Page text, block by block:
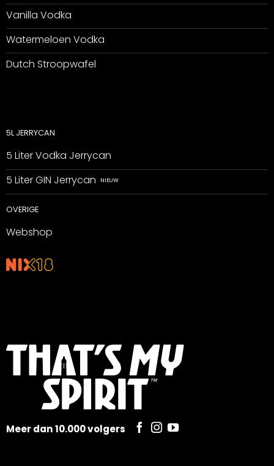
Vanilla Vodka
Watermeloen Vodka
Dutch Stroopwafel
5L JERRYCAN
5 Liter Vodka Jerrycan
5 Liter GIN Jerrycan
OVERIGE
Webshop
Meer dan 10.000 volgers